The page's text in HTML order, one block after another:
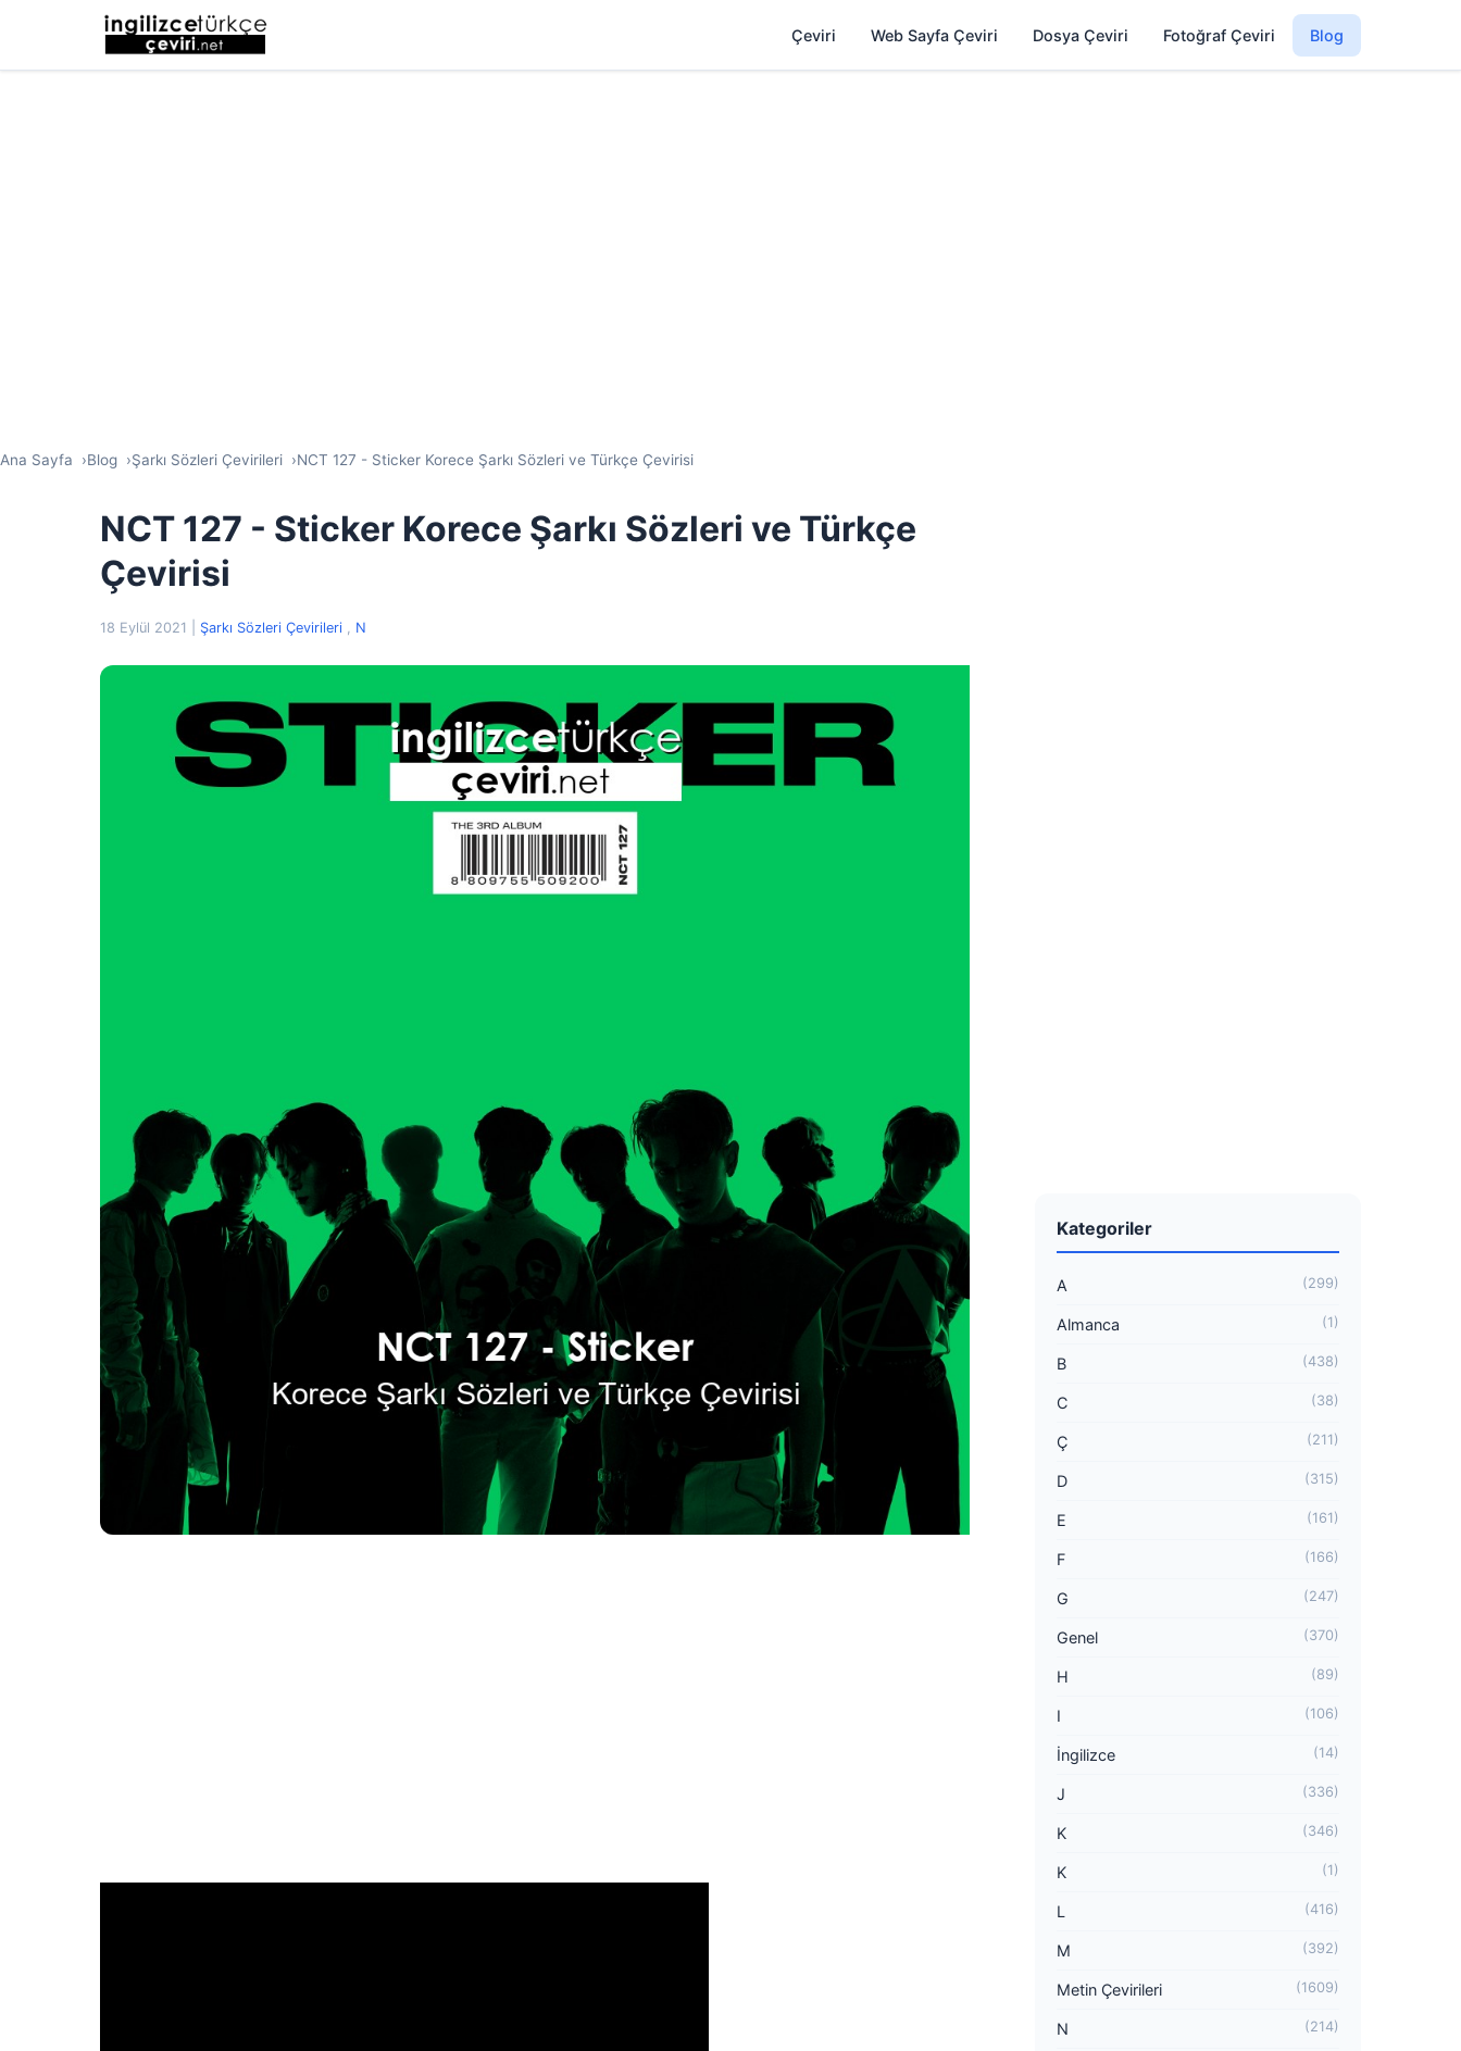
Çeviri Web Sayfa Çeviri Dosya Çeviri Fotoğraf Çeviri Blog
Ana Sayfa Blog Şarkı Sözleri Çevirileri NCT 127 - Sticker Korece Şarkı Sözleri ve Türkçe Çevirisi
NCT 127 - Sticker Korece Şarkı Sözleri ve Türkçe
Çevirisi
18 Eylül 2021 Şarkı Sözleri Çevirileri , N
Kategoriler
A (299)
Almanca (1)
B (438)
C (38)
Ç (211)
D (315)
E (161)
F (166)
G (247)
Genel (370)
H (89)
I (106)
İngilizce (14)
J (336)
K (346)
K (1)
L (416)
M (392)
Metin Çevirileri (1609)
N (214)